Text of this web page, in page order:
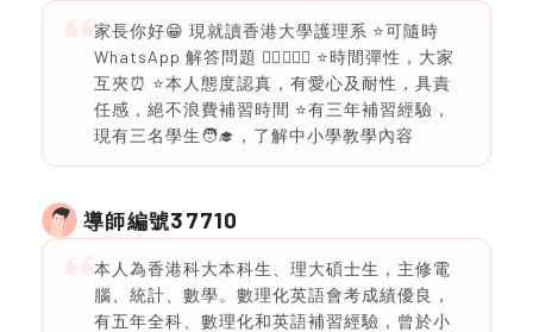
家長你好😁 現就讀香港大學護理系 ⭐️可隨時
WhatsApp 解答問題 🙋‍♀️🙋🏻‍♂️ ⭐️時間彈性，大家
互夾⏰ ⭐️本人態度認真，有愛心及耐性，具責
任感，絕不浪費補習時間 ⭐️有三年補習經驗，
現有三名學生🧑‍🎓，了解中小學教學內容
導師編號37710
本人為香港科大本科生、理大碩士生，主修電
腦、統計、數學。數理化英語會考成績優良，
有五年全科、數理化和英語補習經驗，曾於小